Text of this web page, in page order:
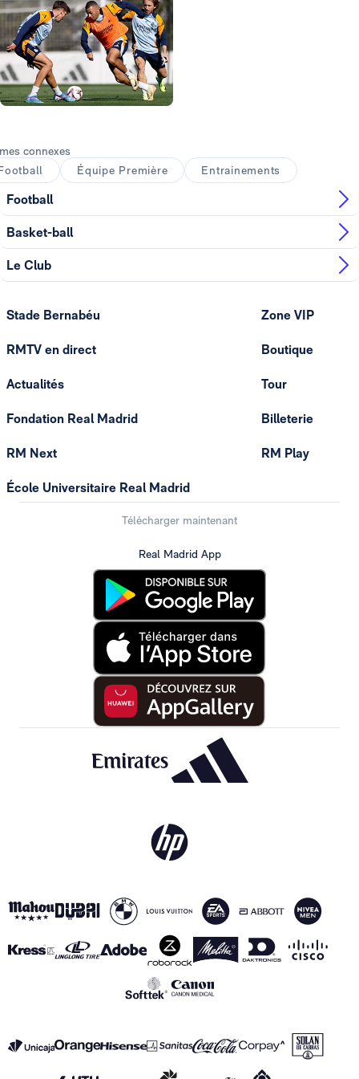
connexes
Équipe Première Entrainements
Football
Basket-ball
Le Club
Stade Bernabéu
RMTV en direct
Actualités
Fondation Real Madrid
RM Next
École Universitaire Real Madrid
Zone VIP
Boutique
Tour
Billeterie
RM Play
Télécharger maintenant
Real Madrid App